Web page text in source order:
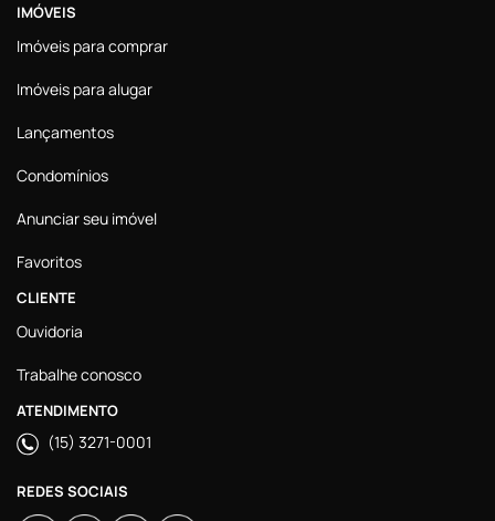
IMÓVEIS
Imóveis para comprar
Imóveis para alugar
Lançamentos
Condomínios
Anunciar seu imóvel
Favoritos
CLIENTE
Ouvidoria
Trabalhe conosco
ATENDIMENTO
(15) 3271-0001
REDES SOCIAIS